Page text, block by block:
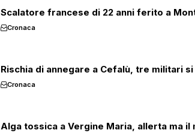
Scalatore francese di 22 anni ferito a
Cronaca
Rischia di annegare a Cefalù, tre militari
Cronaca
Alga tossica a Vergine Maria, allerta ma il